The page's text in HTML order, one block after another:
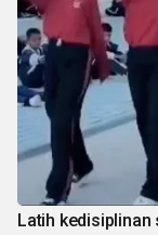
Latih kedisiplinan